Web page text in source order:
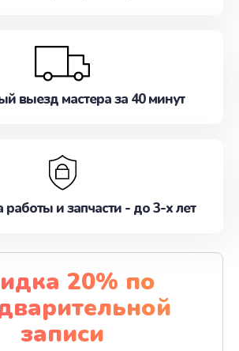
выезд мастера за 40 минут
работы и запчасти - до 3-х лет
20% по
записи